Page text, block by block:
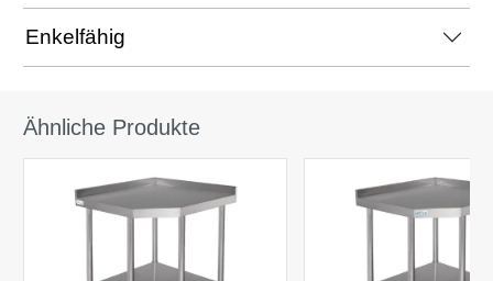
Enkelfähig
Ähnliche Produkte